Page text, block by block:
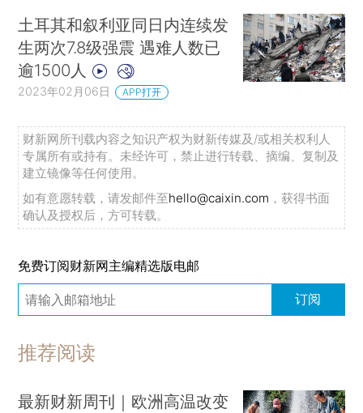
土耳其和叙利亚同日内连续发
生两次7.8级强震 遇难人数已
逾1500人
2023年02月06日 APP打开
财新网所刊载内容之知识产权为财新传媒及/或相关权利人
专属所有或持有。未经许可，禁止进行转载、摘编、复制及
建立镜像等任何使用。
如有意愿转载，请发邮件至hello@caixin.com ，获得书面
确认及授权后，方可转载。
免费订阅财新网主编精选版电邮
订阅
推荐阅读
最新财新周刊｜欧洲高温改变